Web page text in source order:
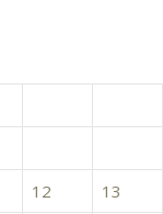
12
13